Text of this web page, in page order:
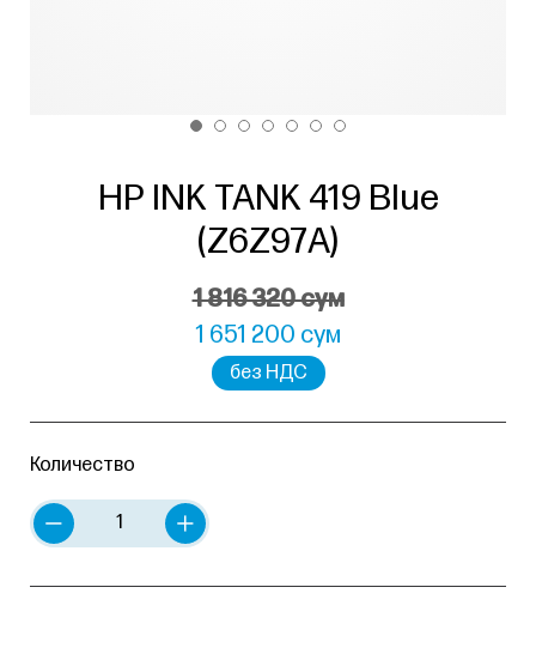
HP INK TANK 419 Blue
(Z6Z97A)
1 816 320 сум
1 651 200 сум
без НДС
Количество